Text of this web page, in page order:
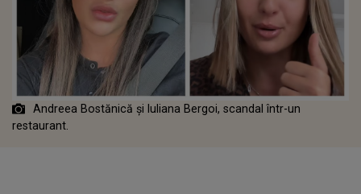
Andreea Bostănică și Iuliana Bergoi, scandal într-un
restaurant.